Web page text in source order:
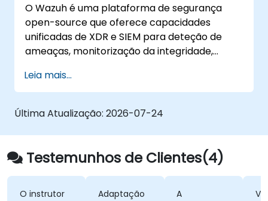
O Wazuh é uma plataforma de segurança
open-source que oferece capacidades
unificadas de XDR e SIEM para deteção de
ameaças, monitorização da integridade,
agrega telemetria dos endpoints num motor
de análise auto-gerenciado, oferecendo uma
alternativa credível ao Splunk Enterprise
Security, Microsoft Sentinel e outros SIEMs
nativos na nuvem
Leia mais...
Última Atualização: 2026-07-24
Testemunhos de Clientes(4)
O instrutor
Adaptação